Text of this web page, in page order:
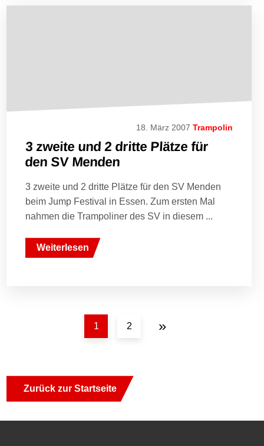
18. März 2007 Trampolin
3 zweite und 2 dritte Plätze für
den SV Menden
3 zweite und 2 dritte Plätze für den SV Menden
beim Jump Festival in Essen. Zum ersten Mal
nahmen die Trampoliner des SV in diesem ...
Weiterlesen
1 2 »
Zurück zur Startseite